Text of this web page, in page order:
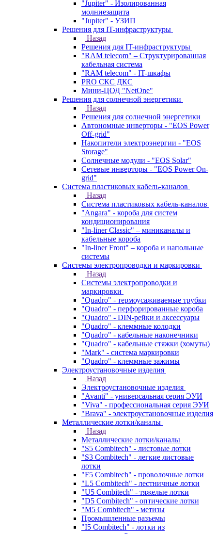
"Jupiter" - Изолированная
молниезащита
"Jupiter" - УЗИП
Решения для IT-инфраструктуры
Назад
Решения для IT-инфраструктуры
"RAM telecom" – Структурированная
кабельная система
"RAM telecom" - IT-шкафы
PRO СКС ДКС
Мини-ЦОД "NetOne"
Решения для солнечной энергетики
Назад
Решения для солнечной энергетики
Автономные инверторы - "EOS Power
Off-grid"
Накопители электроэнергии - "EOS
Storage"
Солнечные модули - "EOS Solar"
Сетевые инверторы - "EOS Power On-
grid"
Система пластиковых кабель-каналов
Назад
Система пластиковых кабель-каналов
"Angara" - короба для систем
кондиционирования
"In-liner Classic" – миниканалы и
кабельные короба
"In-liner Front" – короба и напольные
системы
Системы электропроводки и маркировки
Назад
Системы электропроводки и
маркировки
"Quadro" - термоусаживаемые трубки
"Quadro" - перфорированные короба
"Quadro" - DIN-рейки и аксессуары
"Quadro" - клеммные колодки
"Quadro" - кабельные наконечники
"Quadro" - кабельные стяжки (хомуты)
"Mark" - система маркировки
"Quadro" - клеммные зажимы
Электроустановочные изделия
Назад
Электроустановочные изделия
"Avanti" - универсальная серия ЭУИ
"Viva" - профессиональная серия ЭУИ
"Brava" - электроустановочные изделия
Металлические лотки/каналы
Назад
Металлические лотки/каналы
"S5 Combitech" - листовые лотки
"S3 Combitech" - легкие листовые
лотки
"F5 Combitech" - проволочные лотки
"L5 Combitech" - лестничные лотки
"U5 Combitech" - тяжелые лотки
"D5 Combitech" - оптические лотки
"M5 Combitech" - метизы
Промышленные разъемы
"I5 Combitech" - лотки из